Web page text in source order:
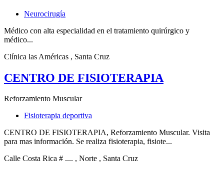
Neurocirugía
Médico con alta especialidad en el tratamiento quirúrgico y
médico...
Clínica las Américas , Santa Cruz
CENTRO DE FISIOTERAPIA
Reforzamiento Muscular
Fisioterapia deportiva
CENTRO DE FISIOTERAPIA, Reforzamiento Muscular. Visita
para mas información. Se realiza fisioterapia, fisiote...
Calle Costa Rica # .... , Norte , Santa Cruz